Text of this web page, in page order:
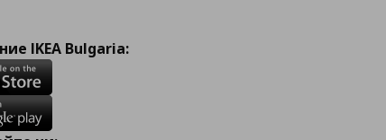
IKEA Bulgaria: